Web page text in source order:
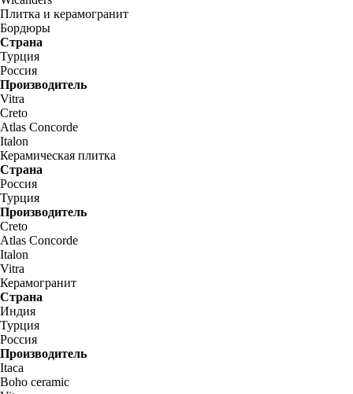
Плитка и керамогранит
Бордюры
Страна
Турция
Россия
Производитель
Vitra
Creto
Atlas Concorde
Italon
Керамическая плитка
Страна
Россия
Турция
Производитель
Creto
Atlas Concorde
Italon
Vitra
Керамогранит
Страна
Индия
Турция
Россия
Производитель
Itaca
Boho ceramic